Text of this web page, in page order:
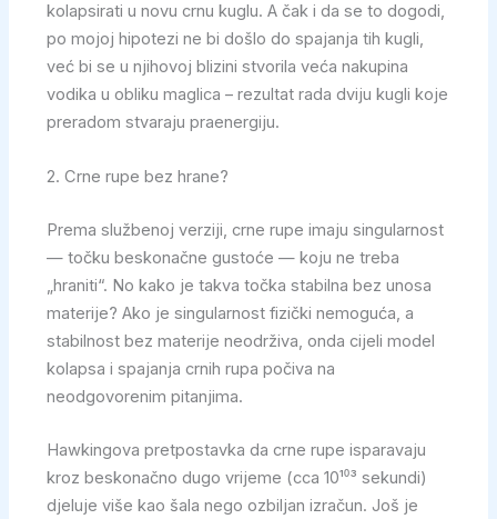
kolapsirati u novu crnu kuglu. A čak i da se to dogodi,
po mojoj hipotezi ne bi došlo do spajanja tih kugli,
već bi se u njihovoj blizini stvorila veća nakupina
vodika u obliku maglica – rezultat rada dviju kugli koje
preradom stvaraju praenergiju.
2. Crne rupe bez hrane?
Prema službenoj verziji, crne rupe imaju singularnost
— točku beskonačne gustoće — koju ne treba
„hraniti“. No kako je takva točka stabilna bez unosa
materije? Ako je singularnost fizički nemoguća, a
stabilnost bez materije neodrživa, onda cijeli model
kolapsa i spajanja crnih rupa počiva na
neodgovorenim pitanjima.
Hawkingova pretpostavka da crne rupe isparavaju
kroz beskonačno dugo vrijeme (cca 10¹⁰³ sekundi)
djeluje više kao šala nego ozbiljan izračun. Još je